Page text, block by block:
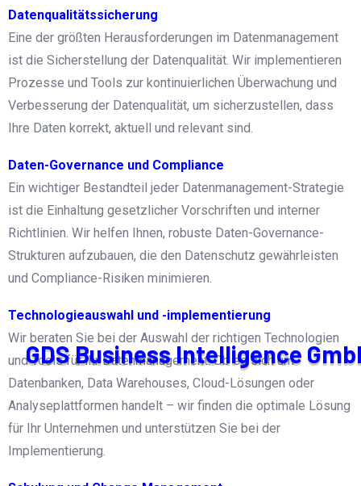
GDSBusinessIntelligence Gmb
Datenqualitätssicherung
Eine der größten Herausforderungen im Datenmanagement
ist die Sicherstellung der Datenqualität. Wir implementieren
Prozesse und Tools zur kontinuierlichen Überwachung und
Verbesserung der Datenqualität, um sicherzustellen, dass
Ihre Daten korrekt, aktuell und relevant sind.
Daten-Governance und Compliance
Ein wichtiger Bestandteil jeder Datenmanagement-Strategie
ist die Einhaltung gesetzlicher Vorschriften und interner
Richtlinien. Wir helfen Ihnen, robuste Daten-Governance-
Strukturen aufzubauen, die den Datenschutz gewährleisten
und Compliance-Risiken minimieren.
Technologieauswahl und -implementierung
Wir beraten Sie bei der Auswahl der richtigen Technologien
und Tools für Ihr Datenmanagement. Ob es sich um
Datenbanken, Data Warehouses, Cloud-Lösungen oder
Analyseplattformen handelt – wir finden die optimale Lösung
für Ihr Unternehmen und unterstützen Sie bei der
Implementierung.